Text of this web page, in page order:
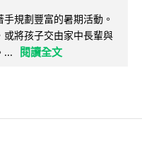
規劃豐富的暑期活動。
將孩子交由家中長輩與
...
閱讀全文